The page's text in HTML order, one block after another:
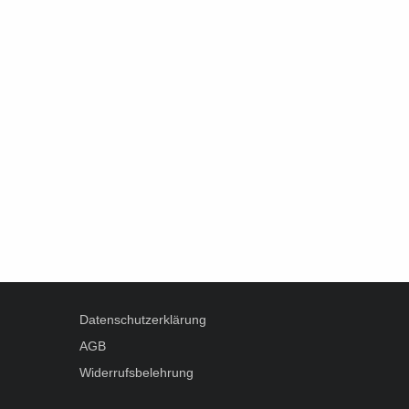
Datenschutzerklärung
AGB
Widerrufsbelehrung